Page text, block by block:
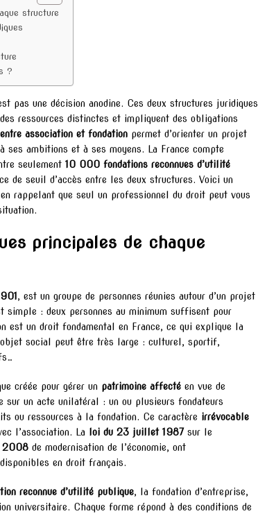
structure
?
pas une décision anodine. Ces deux structures juridiques
ressources distinctes et impliquent des obligations
association et fondation permet d’orienter un projet
ambitions et à ses moyens. La France compte
seulement 10 000 fondations reconnues d’utilité
seuil d’accès entre les deux structures. Voici un
rappelant que seul un professionnel du droit peut vous
principales de chaque
, est un groupe de personnes réunies autour d’un projet
: deux personnes au minimum suffisent pour
est un droit fondamental en France, ce qui explique la
social peut être très large : culturel, sportif,
créée pour gérer un patrimoine affecté en vue de
sur un acte unilatéral : un ou plusieurs fondateurs
ou ressources à la fondation. Ce caractère irrévocable
l’association. La loi du 23 juillet 1987 sur le
2008 de modernisation de l’économie, ont
en droit français.
reconnue d’utilité publique, la fondation d’entreprise,
universitaire. Chaque forme répond à des conditions de